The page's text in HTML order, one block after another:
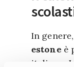
In
estoneè
italiano.